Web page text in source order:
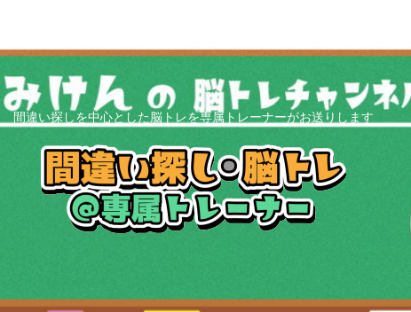
間違い探しを中心とした脳トレを専属トレーナーがお送りします